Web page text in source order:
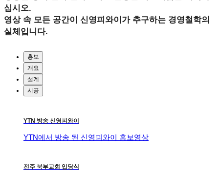
십시오.
영상 속 모든 공간이 신영피와이가 추구하는 경영철학의
실체입니다.
홍보
개요
설계
시공
YTN 방송 신영피와이
YTN에서 방송 된 신영피와이 홍보영상
전주 북부교회 입당식